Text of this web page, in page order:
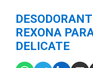
REXONA
DELICATE